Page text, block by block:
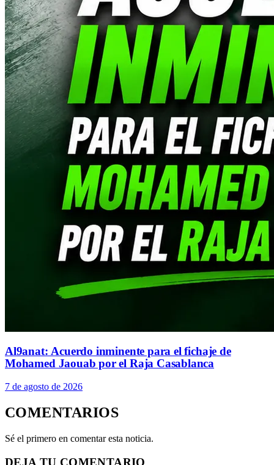
Al9anat: Acuerdo inminente para el fichaje de
Mohamed Jaouab por el Raja Casablanca
7 de agosto de 2026
COMENTARIOS
Sé el primero en comentar esta noticia.
DEJA TU COMENTARIO